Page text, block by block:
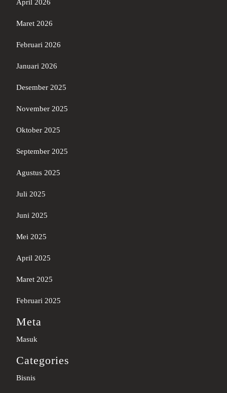
April 2026
Maret 2026
Februari 2026
Januari 2026
Desember 2025
November 2025
Oktober 2025
September 2025
Agustus 2025
Juli 2025
Juni 2025
Mei 2025
April 2025
Maret 2025
Februari 2025
Meta
Masuk
Categories
Bisnis